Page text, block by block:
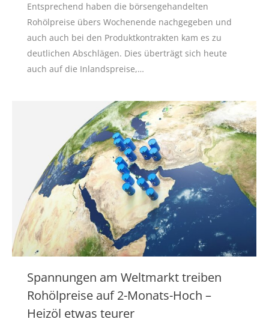
Entsprechend haben die börsengehandelten
Rohölpreise übers Wochenende nachgegeben und
auch auch bei den Produktkontrakten kam es zu
deutlichen Abschlägen. Dies überträgt sich heute
auch auf die Inlandspreise,…
Spannungen am Weltmarkt treiben
Rohölpreise auf 2-Monats-Hoch –
Heizöl etwas teurer